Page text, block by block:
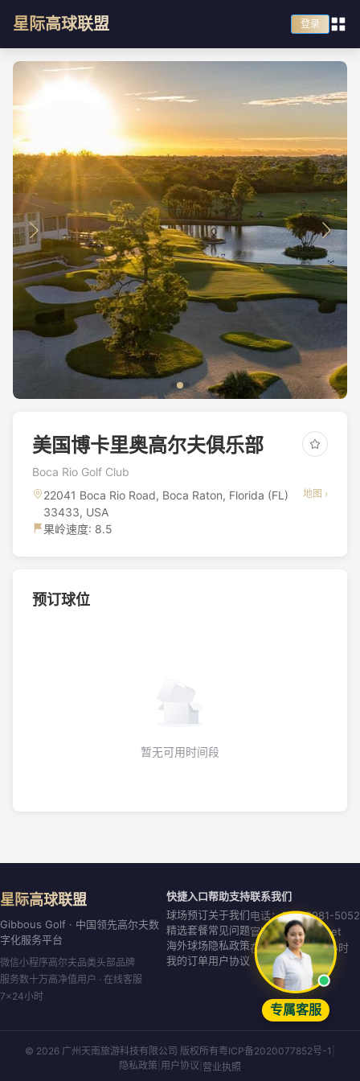
星际高球联盟 登录
美国博卡里奥高尔夫俱乐部
Boca Rio Golf Club
22041 Boca Rio Road, Boca Raton, Florida (FL)
33433, USA
地图 ›
果岭速度: 8.5
预订球位
暂无可用时间段
星际高球联盟
Gibbous Golf · 中国领先高尔夫数
字化服务平台
微信小程序高尔夫品类头部品牌
服务数十万高净值用户 · 在线客服
7×24小时
快捷入口
球场预订
精选套餐
海外球场
我的订单
帮助支持
关于我们
常见问题
隐私政策
用户协议
联系我们
电话：020-8981-5052
官网：gibbous.net
在线客服：7×24小时
© 2026 广州天南旅游科技有限公司 版权所有粤ICP备2020077852号-1
隐私政策 用户协议 营业执照
专属客服